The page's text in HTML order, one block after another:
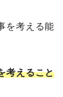
を考える能
考えること